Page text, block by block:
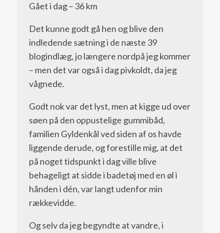
Gået i dag – 36 km
Det kunne godt gå hen og blive den
indledende sætning i de næste 39
blogindlæg, jo længere nordpå jeg kommer
– men det var også i dag pivkoldt, da jeg
vågnede.
Godt nok var det lyst, men at kigge ud over
søen på den oppustelige gummibåd,
familien Gyldenkål ved siden af os havde
liggende derude, og forestille mig, at det
på noget tidspunkt i dag ville blive
behageligt at sidde i badetøj med en øl i
hånden i dén, var langt udenfor min
rækkevidde.
Og selv da jeg begyndte at vandre, i